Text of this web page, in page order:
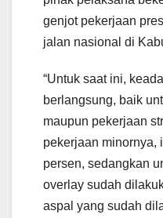
genjot pekerjaan
jalan nasional di
“Untuk saat ini,
berlangsung, baik
maupun pekerjaan
pekerjaan minornya,
persen, sedangkan
overlay sudah
aspal yang sudah